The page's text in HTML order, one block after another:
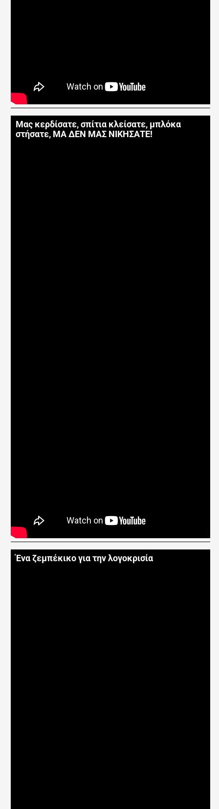
Μας κερδίσατε, σπίτια κλείσατε, μπλόκα
στήσατε, ΜΑ ΔΕΝ ΜΑΣ ΝΙΚΗΣΑΤΕ!
Ένα ζεμπέκικο για την λογοκρισία